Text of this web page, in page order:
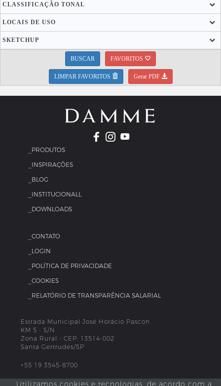
CLASSIFICAÇÃO TONAL
LOCAIS DE USO
SKETCHUP
BUSCAR FAVORITOS
LIMPAR FAVORITOS Gerar PDF
_PRODUTOS
_INSPIRAÇÕES
_BLOG
_INSTITUCIONALL
_DOWNLOADS
_CONTATO
_LOGIN
_POLÍTICA DE PRIVACIDADE
_COOKIES
_RELATÓRIO DE TRANSPARÊNCIA SALARIAL
Estrada Municipal José Horácio Pascon
KM 5 - S/N
Zona Rural - CEP: 13514-002
Santa Gertrudes/SP
+55 19 3545-8700